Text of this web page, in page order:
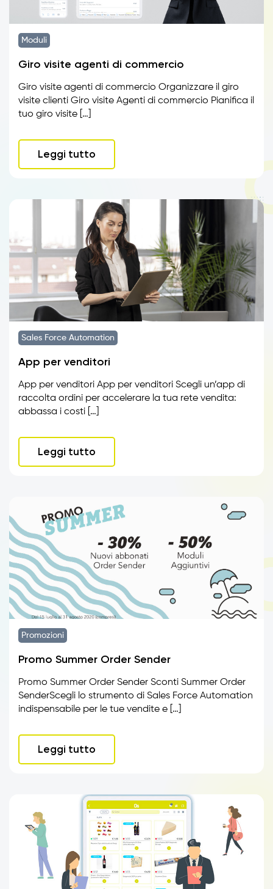
Moduli
Giro visite agenti di commercio
Giro visite agenti di commercio Organizzare il giro
visite clienti Giro visite Agenti di commercio Pianifica il
tuo giro visite […]
Leggi tutto
Sales Force Automation
App per venditori
App per venditori App per venditori Scegli un’app di
raccolta ordini per accelerare la tua rete vendita:
abbassa i costi […]
Leggi tutto
Promozioni
Promo Summer Order Sender
Promo Summer Order Sender Sconti Summer Order
SenderScegli lo strumento di Sales Force Automation
indispensabile per le tue vendite e […]
Leggi tutto